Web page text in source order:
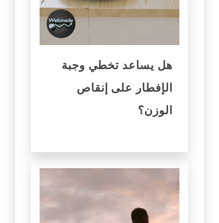
هل يساعد تخطي وجبة
الإفطار على إنقاص
الوزن؟